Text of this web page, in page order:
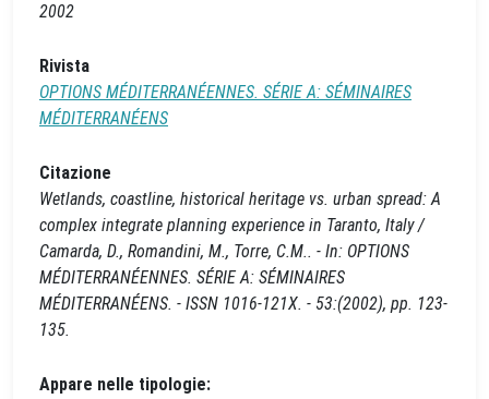
2002
Rivista
OPTIONS MÉDITERRANÉENNES. SÉRIE A: SÉMINAIRES
MÉDITERRANÉENS
Citazione
Wetlands, coastline, historical heritage vs. urban spread: A
complex integrate planning experience in Taranto, Italy /
Camarda, D., Romandini, M., Torre, C.M.. - In: OPTIONS
MÉDITERRANÉENNES. SÉRIE A: SÉMINAIRES
MÉDITERRANÉENS. - ISSN 1016-121X. - 53:(2002), pp. 123-
135.
Appare nelle tipologie: